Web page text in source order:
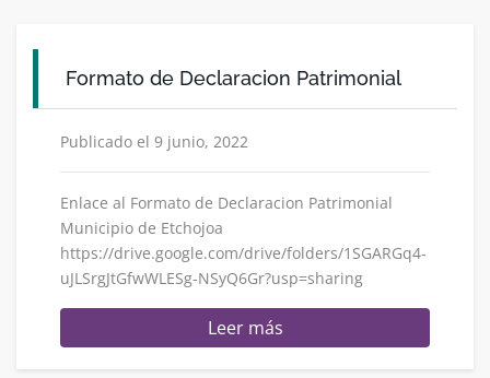
Formato de Declaracion Patrimonial
Publicado el 9 junio, 2022
Enlace al Formato de Declaracion Patrimonial
Municipio de Etchojoa
https://drive.google.com/drive/folders/1SGARGq4-
uJLSrgJtGfwWLESg-NSyQ6Gr?usp=sharing
Leer más